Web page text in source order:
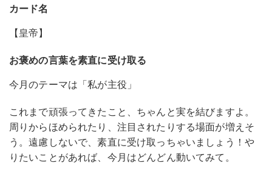
カード名
【皇帝】
お褒めの言葉を素直に受け取る
今月のテーマは「私が主役」
これまで頑張ってきたこと、ちゃんと実を結びますよ。
周りからほめられたり、注目されたりする場面が増えそ
う。遠慮しないで、素直に受け取っちゃいましょう！や
りたいことがあれば、今月はどんどん動いてみて。